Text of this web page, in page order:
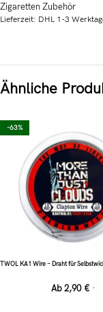
Zigaretten Zubehör
Lieferzeit: DHL 1-3
Ähnliche
-63%
TWOL KA1 Wire – Draht für
Ab2,90 € *